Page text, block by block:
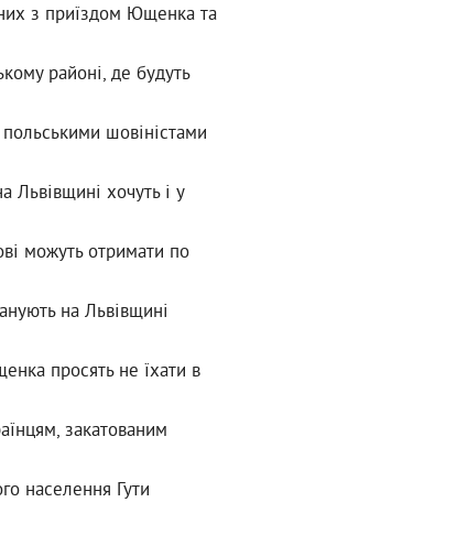
з приїздом Ющенка та
районі, де будуть
шовіністами
Львівщині хочуть і у
можуть отримати по
на Львівщині
просять не їхати в
закатованим
населення Гути